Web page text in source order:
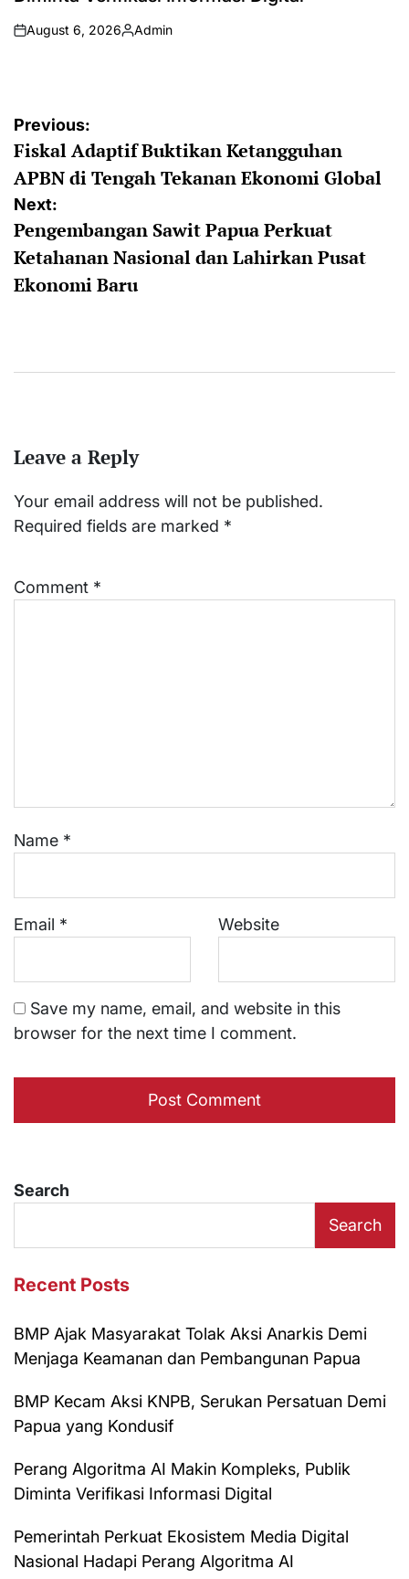
on
August 6, 2026
Posted
Admin
Post
navigation
Previous:
Fiskal Adaptif Buktikan Ketangguhan
APBN di Tengah Tekanan Ekonomi Global
Next:
Pengembangan Sawit Papua Perkuat
Ketahanan Nasional dan Lahirkan Pusat
Ekonomi Baru
Leave a Reply
Your email address will not be published.
Required fields are marked *
Comment *
Name *
Email * Website
Save my name, email, and website in this
browser for the next time I comment.
Search
Search
Recent Posts
BMP Ajak Masyarakat Tolak Aksi Anarkis Demi
Menjaga Keamanan dan Pembangunan Papua
BMP Kecam Aksi KNPB, Serukan Persatuan Demi
Papua yang Kondusif
Perang Algoritma AI Makin Kompleks, Publik
Diminta Verifikasi Informasi Digital
Pemerintah Perkuat Ekosistem Media Digital
Nasional Hadapi Perang Algoritma AI